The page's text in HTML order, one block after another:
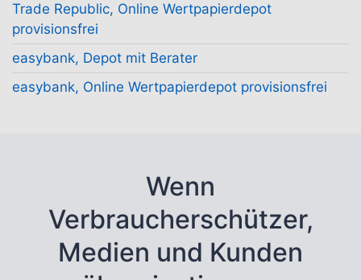
Trade Republic, Online Wertpapierdepot
provisionsfrei
easybank, Depot mit Berater
easybank, Online Wertpapierdepot provisionsfrei
Wenn
Verbraucherschützer,
Medien und Kunden